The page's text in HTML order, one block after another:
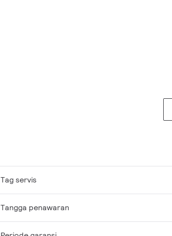
Tag servis
Tangga penawaran